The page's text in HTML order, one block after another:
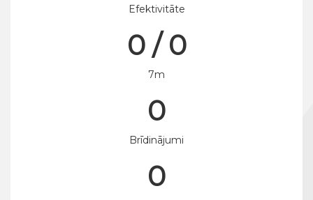
Efektivitāte
0 / 0
7m
0
Brīdinājumi
0